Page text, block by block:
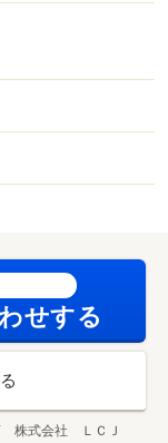
せする
株式会社 ＬＣＪ